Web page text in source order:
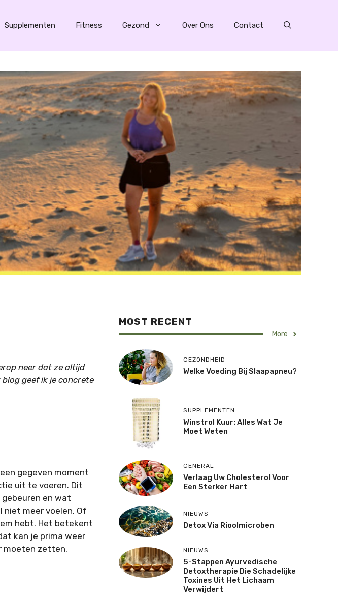
Supplementen Fitness Gezond Over Ons Contact
neer dat ze altijd
geef ik je concrete
gegeven moment
uit te voeren. Dit
en wat
niet meer voelen. Of
hebt. Het betekent
kan je prima weer
moeten zetten.
MOST RECENT
More
GEZONDHEID
Welke Voeding Bij Slaapapneu?
SUPPLEMENTEN
Winstrol Kuur: Alles Wat Je
Moet Weten
GENERAL
Verlaag Uw Cholesterol Voor
Een Sterker Hart
NIEUWS
Detox Via Rioolmicroben
NIEUWS
5-Stappen Ayurvedische
Detoxtherapie Die Schadelijke
Toxines Uit Het Lichaam
Verwijdert